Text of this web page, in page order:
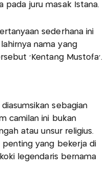
pada juru masak Istana.
sederhana ini
nama yang
‘Kentang Mustofa’.
sebagian
camilan ini bukan
atau unsur religius.
penting yang bekerja di
legendaris bernama